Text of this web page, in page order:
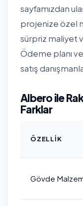
sayfamızdan
projenize özel
sürpriz maliyet
Ödeme planı
satış
Albero ile
Farklar
ÖZELLIK
Gövde